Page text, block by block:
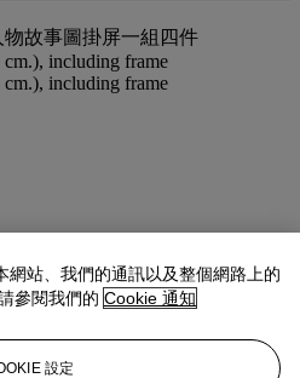
故事圖掛屏一組四件
including frame
including frame
網站、我們的通訊以及整個網路上的
參閱我們的 Cookie 通知
設定